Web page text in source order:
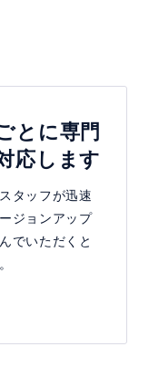
とに専門
応します
タッフが迅速
ジョンアップ
でいただくと